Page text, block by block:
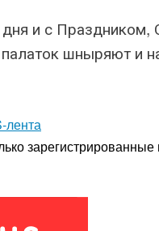
и с Праздником,
шныряют и
лента
зарегистрированные